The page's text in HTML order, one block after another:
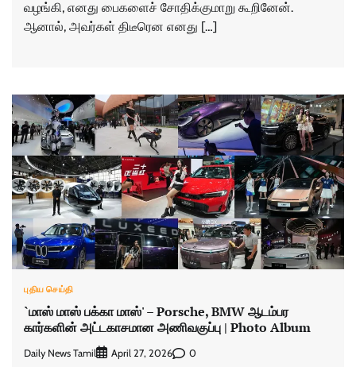
வழங்கி, எனது பைகளைச் சோதிக்குமாறு கூறினேன்.
ஆனால், அவர்கள் திடீரென எனது […]
புதிய செய்தி
`மாஸ் மாஸ் பக்கா மாஸ்' – Porsche, BMW ஆடம்பர
கார்களின் அட்டகாசமான அணிவகுப்பு | Photo Album
Daily News Tamil April 27, 2026 0